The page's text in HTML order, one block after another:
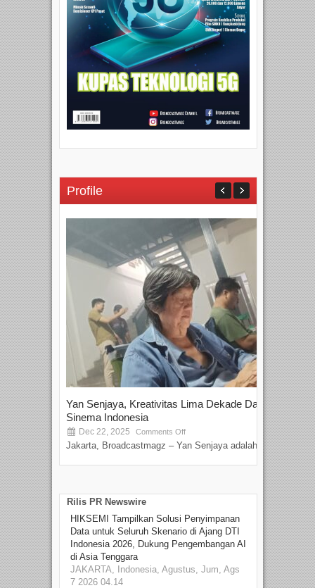
Profile
Yan Senjaya, Kreativitas Lima Dekade Dalam
Sinema Indonesia
Dec 22, 2025 Comments Off
Jakarta, Broadcastmagz – Yan Senjaya adalah...
Rilis PR Newswire
HIKSEMI Tampilkan Solusi Penyimpanan
Data untuk Seluruh Skenario di Ajang DTI
Indonesia 2026, Dukung Pengembangan AI
di Asia Tenggara
JAKARTA, Indonesia, Agustus, Jum, Ags
7 2026 04.14